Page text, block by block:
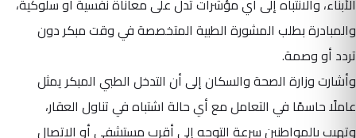
الأبناء، والانتباه إلى أي مؤشرات تدل على معاناة نفسية أو سلوكية،
والمبادرة بطلب المشورة الطبية المتخصصة في وقت مبكر دون
تردد أو وصمة.
وأشارت وزارة الصحة والسكان إلى أن التدخل الطبي المبكر يمثل
عاملًا حاسمًا في التعامل مع أي حالة اشتباه في تناول العقار،
وتهيب بالمواطنين سرعة التوجه إلى أقرب مستشفى أو الاتصال